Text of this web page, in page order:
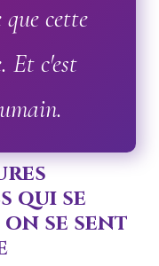
cette
Et c'est
qui se
se sent